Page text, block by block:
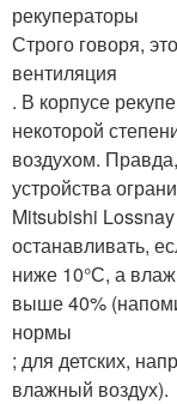
рекуператоры
Строго говоря,
вентиляция
. В корпусе
некоторой
воздухом.
устройства
Mitsubishi
останавливать,
ниже 10°С, а
выше 40%
нормы
; для детских,
влажный воздух).